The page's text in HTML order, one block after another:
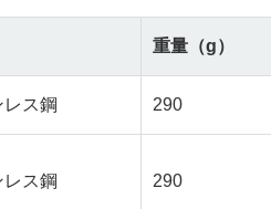
重量（g）
ス鋼 290
ス鋼 290